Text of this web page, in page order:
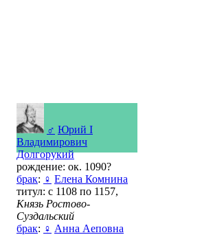
♂ Юрий I
Владимирович
Долгорукий
рождение: ок. 1090?
брак: ♀ Елена Комнина
титул: с 1108 по 1157,
Князь Ростово-
Суздальский
брак: ♀ Анна Аеповна